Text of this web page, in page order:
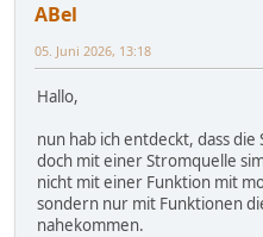
ABel
05. Juni 2026, 13:18
Hallo,
nun hab ich entdeckt, dass
doch mit einer Stromquelle
nicht mit einer Funktion mit
sondern nur mit Funktionen
nahekommen.